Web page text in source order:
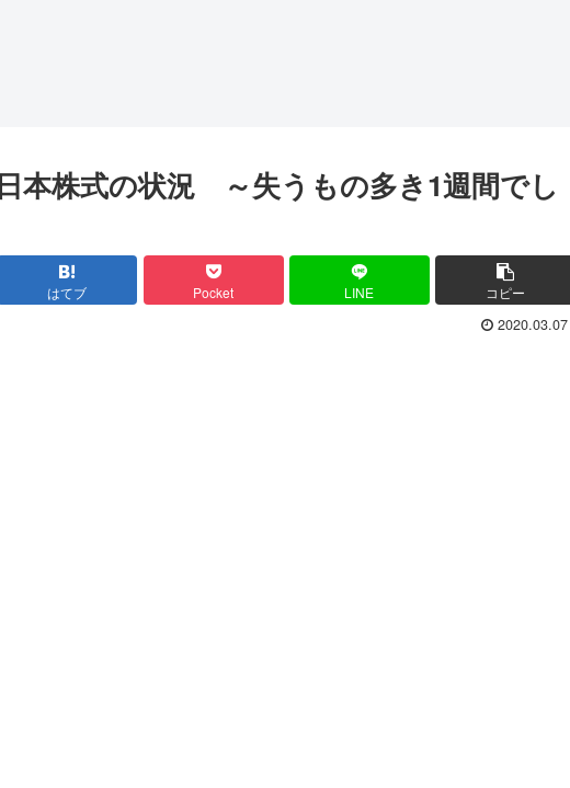
本株式の状況 ～失うもの多き1週間でし
はてブ Pocket LINE コピー
2020.03.07